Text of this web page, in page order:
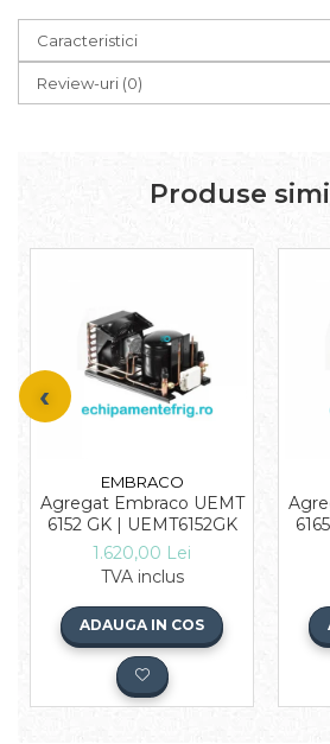
Caracteristici
Review-uri (0)
Produse
EMBRACO
Agregat Embraco UEMT
6152 GK | UEMT6152GK
1.620,00 Lei
TVA inclus
ADAUGA IN COS